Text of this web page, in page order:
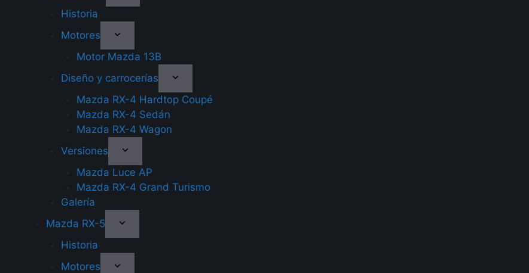
Historia
Motores
Motor Mazda 13B
Diseño y carrocerías
Mazda RX-4 Hardtop Coupé
Mazda RX-4 Sedán
Mazda RX-4 Wagon
Versiones
Mazda Luce AP
Mazda RX-4 Grand Turismo
Galería
Mazda RX-5
Historia
Motores